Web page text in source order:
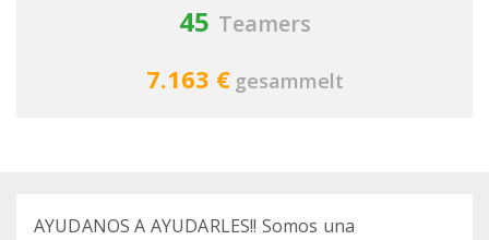
45 Teamers
7.163 € gesammelt
AYUDANOS A AYUDARLES!! Somos una